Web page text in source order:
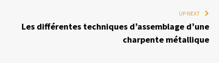
UP NEXT
Les différentes techniques d’assemblage d’une
charpente métallique